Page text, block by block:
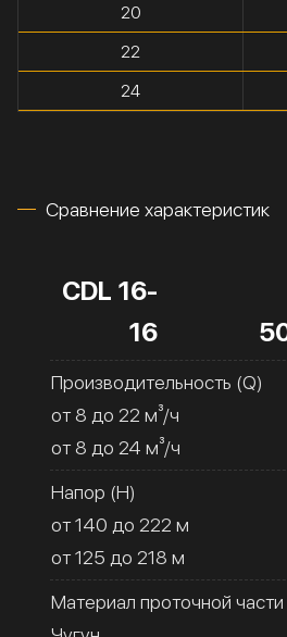
20
22
24
Сравнение характеристик
CDL 16-
16
Производительность (Q)
от 8 до 22 м³/ч
от 8 до 24 м³/ч
Напор (H)
от 140 до 222 м
от 125 до 218 м
Материал проточной части